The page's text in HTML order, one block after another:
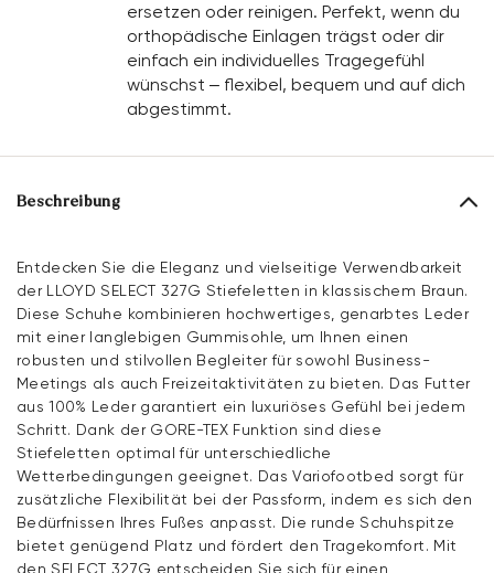
ersetzen oder reinigen. Perfekt, wenn du
orthopädische Einlagen trägst oder dir
einfach ein individuelles Tragegefühl
wünschst – flexibel, bequem und auf dich
abgestimmt.
Beschreibung
Entdecken Sie die Eleganz und vielseitige Verwendbarkeit
der LLOYD SELECT 327G Stiefeletten in klassischem Braun.
Diese Schuhe kombinieren hochwertiges, genarbtes Leder
mit einer langlebigen Gummisohle, um Ihnen einen
robusten und stilvollen Begleiter für sowohl Business-
Meetings als auch Freizeitaktivitäten zu bieten. Das Futter
aus 100% Leder garantiert ein luxuriöses Gefühl bei jedem
Schritt. Dank der GORE-TEX Funktion sind diese
Stiefeletten optimal für unterschiedliche
Wetterbedingungen geeignet. Das Variofootbed sorgt für
zusätzliche Flexibilität bei der Passform, indem es sich den
Bedürfnissen Ihres Fußes anpasst. Die runde Schuhspitze
bietet genügend Platz und fördert den Tragekomfort. Mit
den SELECT 327G entscheiden Sie sich für einen